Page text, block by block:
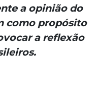
a opinião do
como propósito
a reflexão